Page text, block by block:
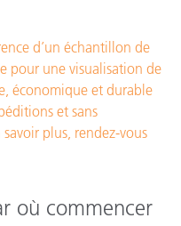
d’un échantillon de
pour une visualisation de
économique et durable
et sans
plus, rendez-vous
où commencer